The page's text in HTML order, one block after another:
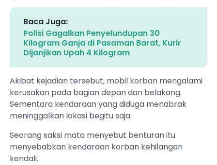
Baca Juga:
Polisi Gagalkan Penyelundupan 30
Kilogram Ganja di Pasaman Barat, Kurir
Dijanjikan Upah 4 Kilogram
Akibat kejadian tersebut, mobil korban mengalami
kerusakan pada bagian depan dan belakang.
Sementara kendaraan yang diduga menabrak
meninggalkan lokasi begitu saja.
Seorang saksi mata menyebut benturan itu
menyebabkan kendaraan korban kehilangan
kendali.